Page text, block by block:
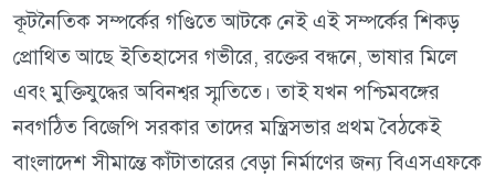
কূটনৈতিক সম্পর্কের গণ্ডিতে আটকে নেই এই সম্পর্কের শিকড়
প্রোথিত আছে ইতিহাসের গভীরে, রক্তের বন্ধনে, ভাষার মিলে
এবং মুক্তিযুদ্ধের অবিনশ্বর স্মৃতিতে। তাই যখন পশ্চিমবঙ্গের
নবগঠিত বিজেপি সরকার তাদের মন্ত্রিসভার প্রথম বৈঠকেই
বাংলাদেশ সীমান্তে কাঁটাতারের বেড়া নির্মাণের জন্য বিএসএফকে